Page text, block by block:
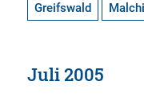
Greifswald
Juli 2005